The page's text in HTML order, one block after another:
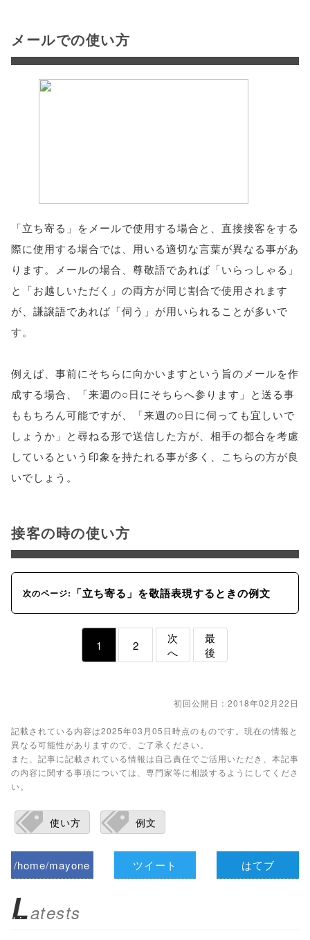
メールでの使い方
「立ち寄る」をメールで使用する場合と、直接接客をする
際に使用する場合では、用いる適切な言葉が異なる事があ
ります。メールの場合、尊敬語であれば「いらっしゃる」
と「お越しいただく」の両方が同じ割合で使用されます
が、謙譲語であれば「伺う」が用いられることが多いで
す。
例えば、事前にそちらに向かいますという旨のメールを作
成する場合、「来週の○日にそちらへ参ります」と送る事
ももちろん可能ですが、「来週の○日に伺っても宜しいで
しょうか」と尋ねる形で送信した方が、相手の都合を考慮
しているという印象を持たれる事が多く、こちらの方が良
いでしょう。
接客の時の使い方
次のページ: 「立ち寄る」を敬語表現するときの例文
1 2
次
へ
最
後
初回公開日：2018年02月22日
記載されている内容は2025年03月05日時点のものです。現在の情報と
異なる可能性がありますので、ご了承ください。
また、記事に記載されている情報は自己責任でご活用いただき、本記事
の内容に関する事項については、専門家等に相談するようにしてくださ
い。
使い方 例文
/home/mayone
biz.jp/public_ht
ツイート はてブ
Latests